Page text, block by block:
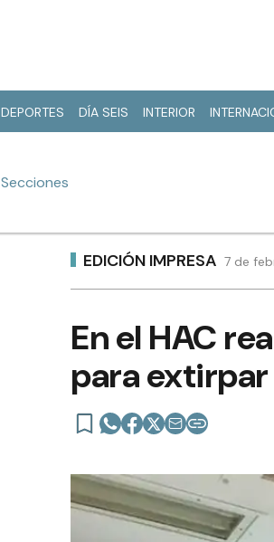
DEPORTES DÍA SEIS INTERIOR
Secciones
EDICIÓN IMPRESA 7 de
En el HAC
para